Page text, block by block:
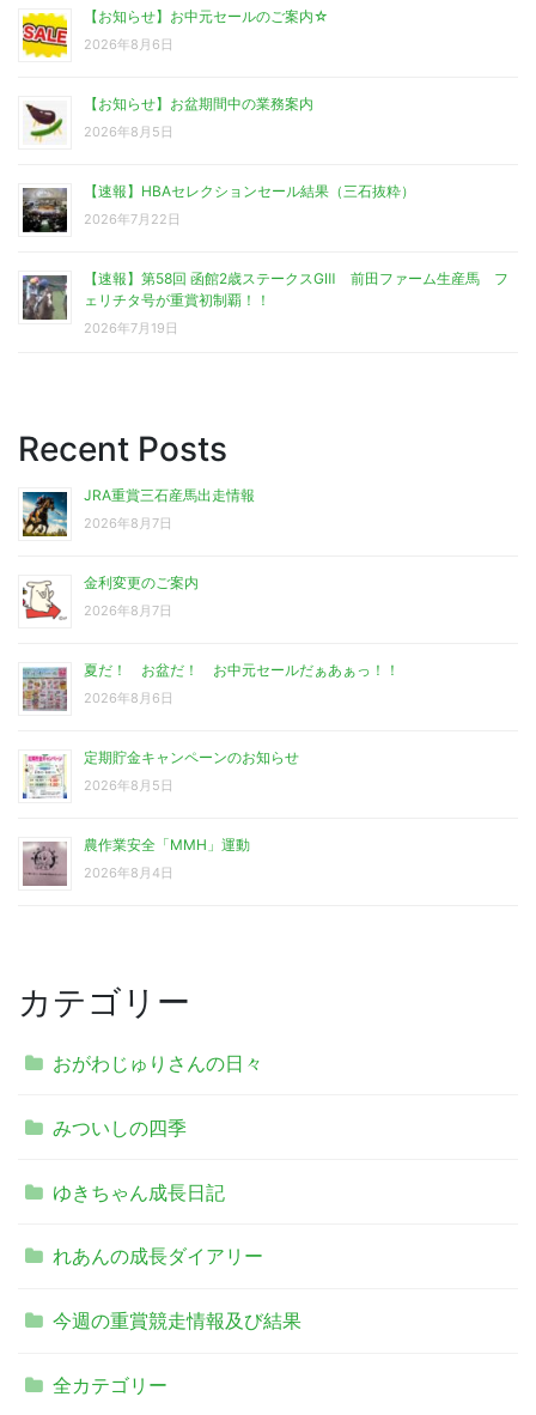
【お知らせ】お中元セールのご案内☆
2026年8月6日
【お知らせ】お盆期間中の業務案内
2026年8月5日
【速報】HBAセレクションセール結果（三石抜粋）
2026年7月22日
【速報】第58回 函館2歳ステークスGⅢ 前田ファーム生産馬 フ
ェリチタ号が重賞初制覇！！
2026年7月19日
Recent Posts
JRA重賞三石産馬出走情報
2026年8月7日
金利変更のご案内
2026年8月7日
夏だ！ お盆だ！ お中元セールだぁあぁっ！！
2026年8月6日
定期貯金キャンペーンのお知らせ
2026年8月5日
農作業安全「MMH」運動
2026年8月4日
カテゴリー
おがわじゅりさんの日々
みついしの四季
ゆきちゃん成長日記
れあんの成長ダイアリー
今週の重賞競走情報及び結果
全カテゴリー